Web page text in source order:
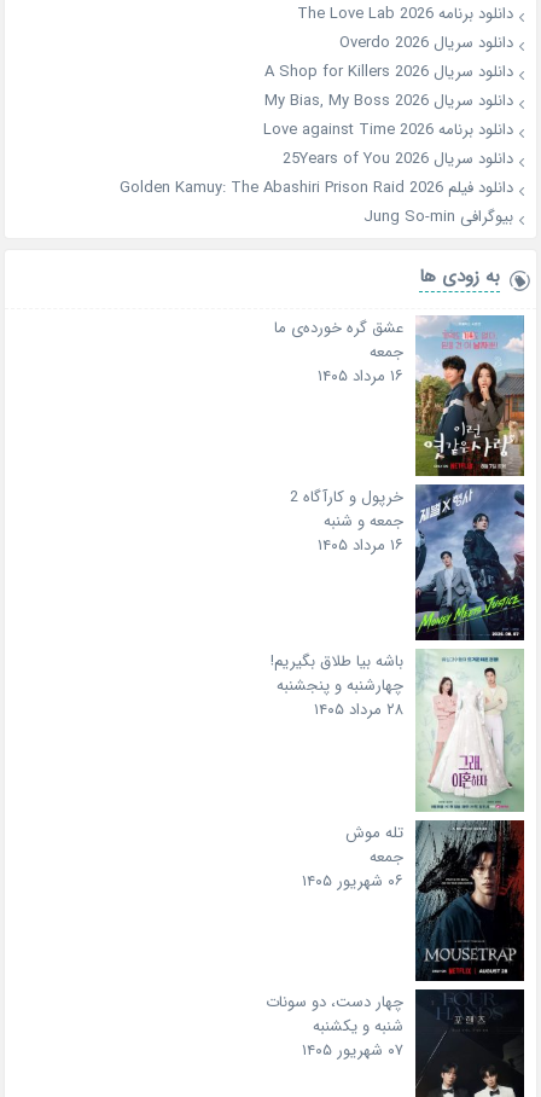
دانلود برنامه The Love Lab 2026
دانلود سریال Overdo 2026
دانلود سریال A Shop for Killers 2026
دانلود سریال My Bias, My Boss 2026
دانلود برنامه Love against Time 2026
دانلود سریال 25Years of You 2026
دانلود فیلم Golden Kamuy: The Abashiri Prison Raid 2026
بیوگرافی Jung So-min
به زودی ها
عشق گره خورده‌ی ما
جمعه
۱۶ مرداد ۱۴۰۵
خرپول و کارآگاه 2
جمعه و شنبه
۱۶ مرداد ۱۴۰۵
باشه بیا طلاق بگیریم!
چهارشنبه و پنجشنبه
۲۸ مرداد ۱۴۰۵
تله موش
جمعه
۰۶ شهریور ۱۴۰۵
چهار دست، دو سونات
شنبه و یکشنبه
۰۷ شهریور ۱۴۰۵